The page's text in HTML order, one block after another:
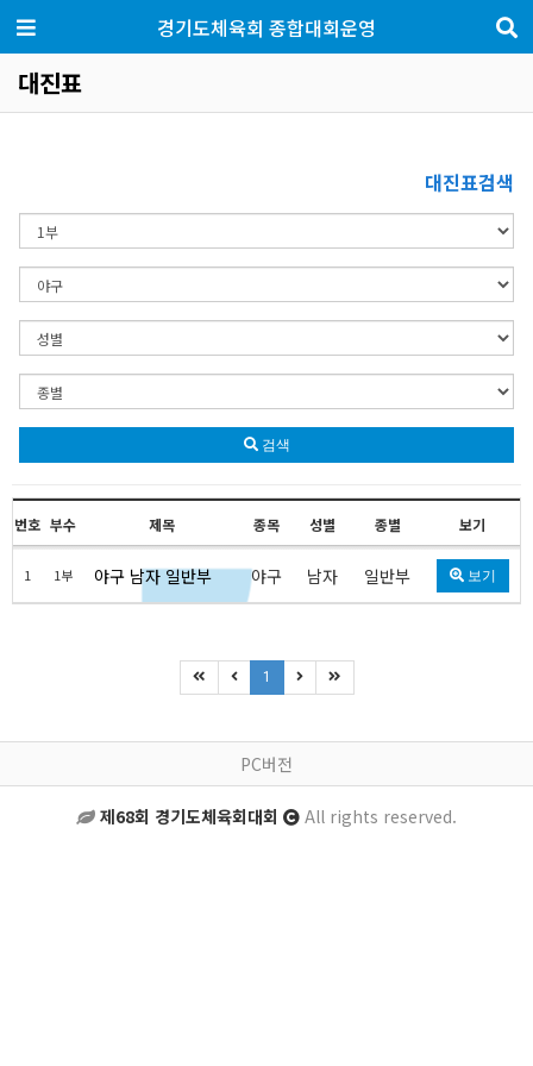
경기도체육회 종합대회운영
대진표
대진표검색
검색
번호 부수 제목 종목 성별 종별 보기
1 1부 야구 남자 일반부 야구 남자 일반부 보기
1
PC버전
제68회 경기도체육회대회 All rights reserved.